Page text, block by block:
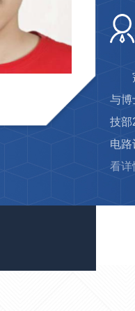
与博
技部
电
看详